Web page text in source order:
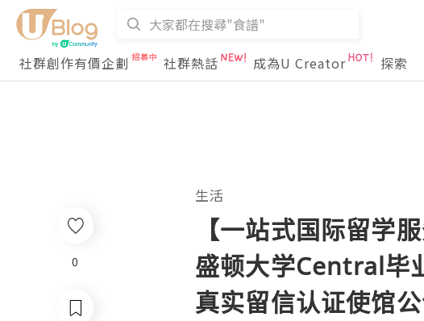
社群創作有價企劃 社群熱話 成為U Creator 探索
生活
【一站式国际留学
盛顿大学Central毕
真实留信认证使馆
0